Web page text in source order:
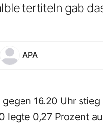
gab
APA
gegen 16.20 Uhr
legte 0,27 Prozent